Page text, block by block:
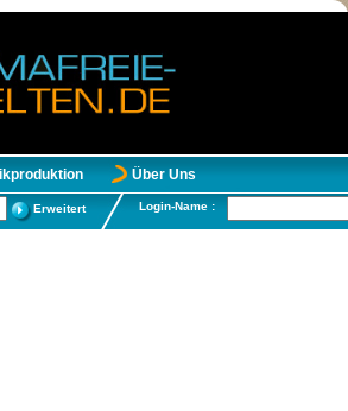
Über Uns
Erweitert Login-Name :